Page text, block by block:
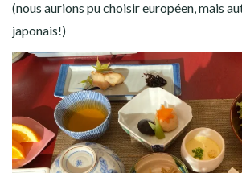
(nous aurions pu choisir européen, mais
japonais!)